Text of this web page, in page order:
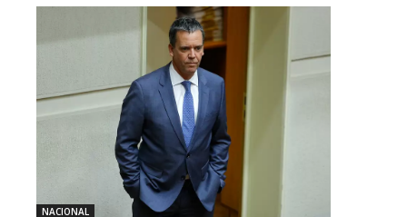
NACIONAL